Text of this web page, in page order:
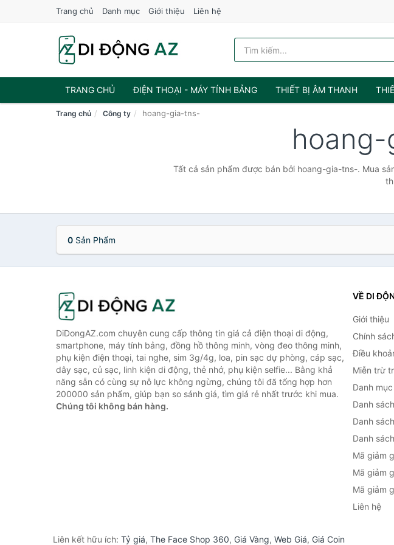
Trang chủ Danh mục Giới thiệu Liên hệ
TRANG CHỦ ĐIỆN THOẠI - MÁY TÍNH BẢNG THIẾT BỊ ÂM THANH
Trang chủ Công ty hoang-gia-tns-
Tất cả sản phẩm được bán bởi hoang-gia-tns-. Mua
0 Sản Phẩm
DiDongAZ.com chuyên cung cấp thông tin giá cả điện thoại di động,
smartphone, máy tính bảng, đồng hồ thông minh, vòng đeo thông minh,
phụ kiện điện thoại, tai nghe, sim 3g/4g, loa, pin sạc dự phòng, cáp sạc,
dây sạc, củ sạc, linh kiện di động, thẻ nhớ, phụ kiện selfie... Bằng khả
năng sẵn có cùng sự nỗ lực không ngừng, chúng tôi đã tổng hợp hơn
200000 sản phẩm, giúp bạn so sánh giá, tìm giá rẻ nhất trước khi mua.
Chúng tôi không bán hàng.
VỀ DI
Giới thiệu
Chính
Điều
Miễn trừ
Danh mục
Danh
Danh
Danh
Mã giảm
Mã giảm
Mã giảm
Liên hệ
Liên kết hữu ích: Tỷ giá, The Face Shop 360, Giá Vàng, Web Giá, Giá Coin